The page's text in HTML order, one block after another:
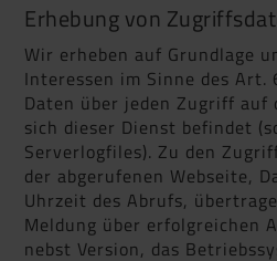
Erhebung von
Wir erheben auf Grundlage
Interessen im Sinne des Art.
Daten über jeden Zugriff auf
sich dieser Dienst befindet
Serverlogfiles). Zu den
der abgerufenen Webseite,
Uhrzeit des Abrufs,
Meldung über erfolgreichen
nebst Version, das